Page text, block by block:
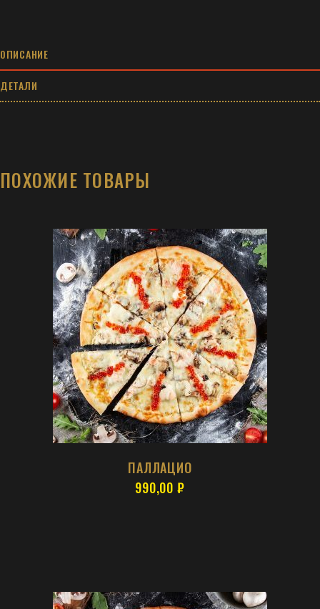
ОПИСАНИЕ
ДЕТАЛИ
ПОХОЖИЕ ТОВАРЫ
ПАЛЛАЦИО
990,00₽